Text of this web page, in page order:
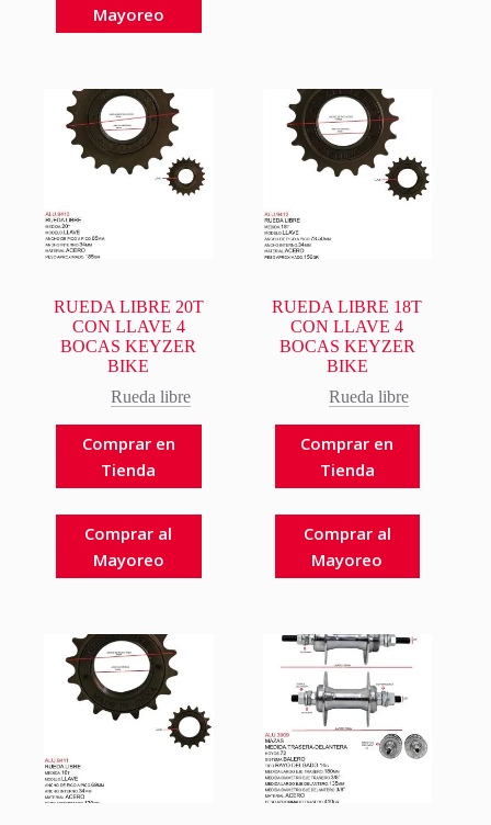
Mayoreo
RUEDA LIBRE 20T
CON LLAVE 4
BOCAS KEYZER
BIKE
Rueda libre
Comprar en
Tienda
Comprar al
Mayoreo
RUEDA LIBRE 18T
CON LLAVE 4
BOCAS KEYZER
BIKE
Rueda libre
Comprar en
Tienda
Comprar al
Mayoreo